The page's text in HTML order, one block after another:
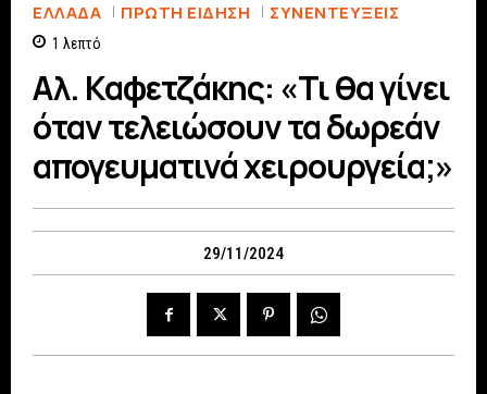
ΕΛΛΆΔΑ ΠΡΏΤΗ ΕΊΔΗΣΗ ΣΥΝΕΝΤΕΎΞΕΙΣ
1 λεπτό
Αλ. Καφετζάκης: «Τι θα γίνει
όταν τελειώσουν τα δωρεάν
απογευματινά χειρουργεία;»
29/11/2024